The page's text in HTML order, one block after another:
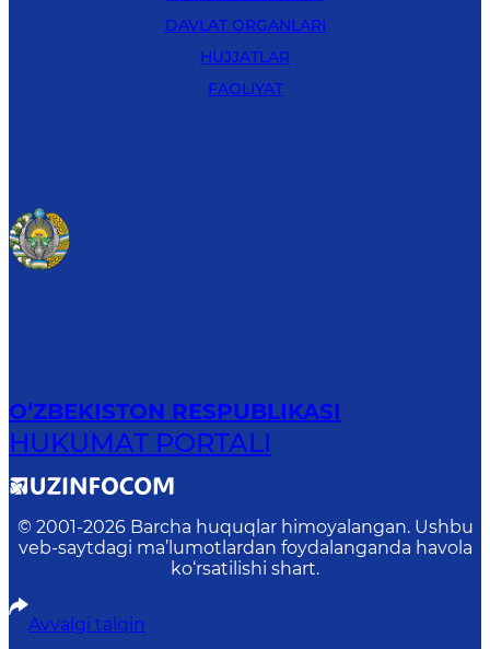
DAVLAT ORGANLARI
HUJJATLAR
FAOLIYAT
O‘ZBEKISTON RESPUBLIKASI
HUKUMAT PORTALI
© 2001-2026 Barcha huquqlar himoyalangan. Ushbu
veb-saytdagi ma’lumotlardan foydalanganda havola
ko‘rsatilishi shart.
Avvalgi talqin